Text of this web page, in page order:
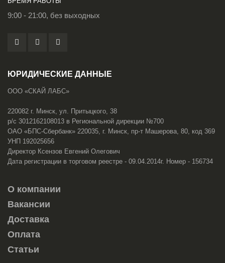
9:00 - 21:00, без выходных
ЮРИДИЧЕСКИЕ ДАННЫЕ
ООО «СКАЙ ЛАБС»
220082 г. Минск, ул. Притыцкого, 38
р/с 3012162108013 в Региональной дирекции №700
ОАО «БПС-Сбербанк» 220035, г. Минск, пр-т Машерова, 80, код 369
УНП 192025656
Директор Ксензов Евгений Олегович
Дата регистрации в торговом реестре - 09.04.2014г. Номер - 156734
О компании
Вакансии
Доставка
Оплата
Статьи